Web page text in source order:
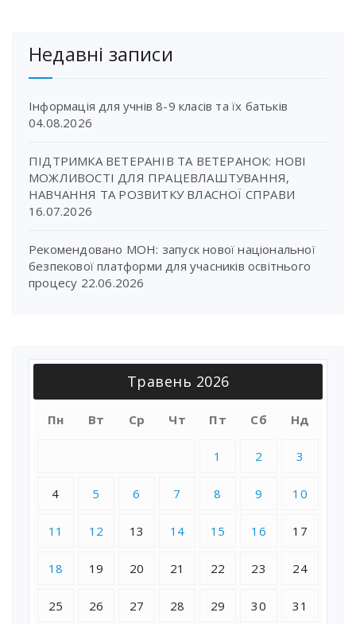
Недавні записи
Інформація для учнів 8-9 класів та їх батьків
04.08.2026
ПІДТРИМКА ВЕТЕРАНІВ ТА ВЕТЕРАНОК: НОВІ
МОЖЛИВОСТІ ДЛЯ ПРАЦЕВЛАШТУВАННЯ,
НАВЧАННЯ ТА РОЗВИТКУ ВЛАСНОЇ СПРАВИ
16.07.2026
Рекомендовано МОН: запуск нової національної
безпекової платформи для учасників освітнього
процесу 22.06.2026
Травень 2026
Пн Вт Ср Чт Пт Сб Нд
1 2 3
4 5 6 7 8 9 10
11 12 13 14 15 16 17
18 19 20 21 22 23 24
25 26 27 28 29 30 31